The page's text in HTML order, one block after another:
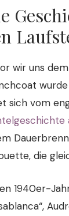
wir uns
sich vom
die
1940er-